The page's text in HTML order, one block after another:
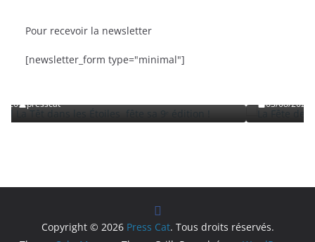
Pour recevoir la newsletter
[newsletter_form type="minimal"]
fête sa 9ᵉ édition
La Fête de la Mer et des Pêcheurs
03/08/2026 presscat
Copyright © 2026 Press Cat. Tous droits réservés.